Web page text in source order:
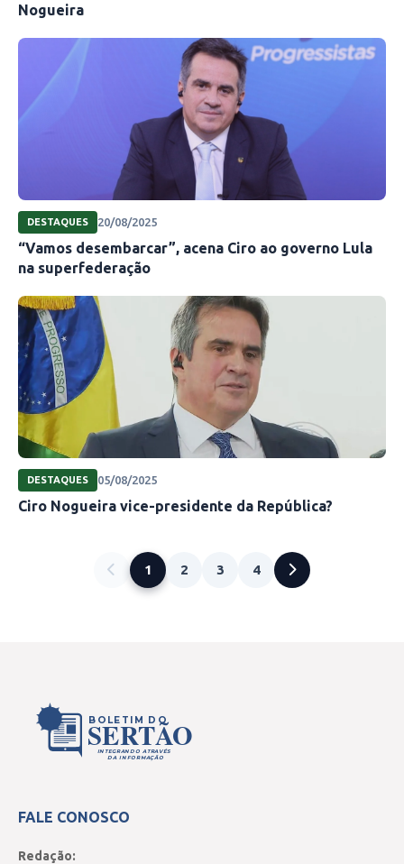
Nogueira
DESTAQUES 20/08/2025
“Vamos desembarcar”, acena Ciro ao governo Lula
na superfederação
DESTAQUES 05/08/2025
Ciro Nogueira vice-presidente da República?
1 2 3 4
BOLETIM DO
SERTÃO
INTEGRANDO ATRAVÉS
DA INFORMAÇÃO
FALE CONOSCO
Redação: